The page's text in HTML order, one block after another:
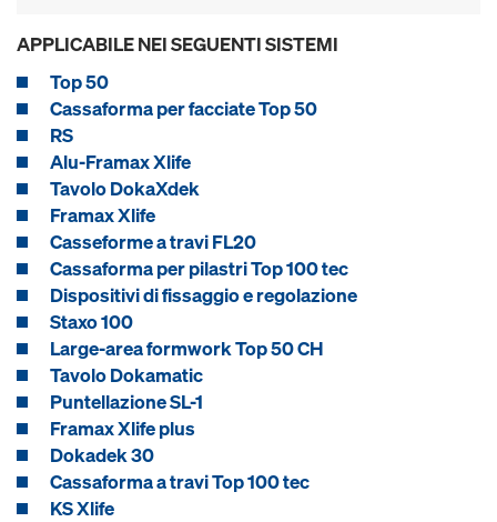
APPLICABILE NEI SEGUENTI SISTEMI
Top 50
Cassaforma per facciate Top 50
RS
Alu-Framax Xlife
Tavolo DokaXdek
Framax Xlife
Casseforme a travi FL20
Cassaforma per pilastri Top 100 tec
Dispositivi di fissaggio e regolazione
Staxo 100
Large-area formwork Top 50 CH
Tavolo Dokamatic
Puntellazione SL-1
Framax Xlife plus
Dokadek 30
Cassaforma a travi Top 100 tec
KS Xlife